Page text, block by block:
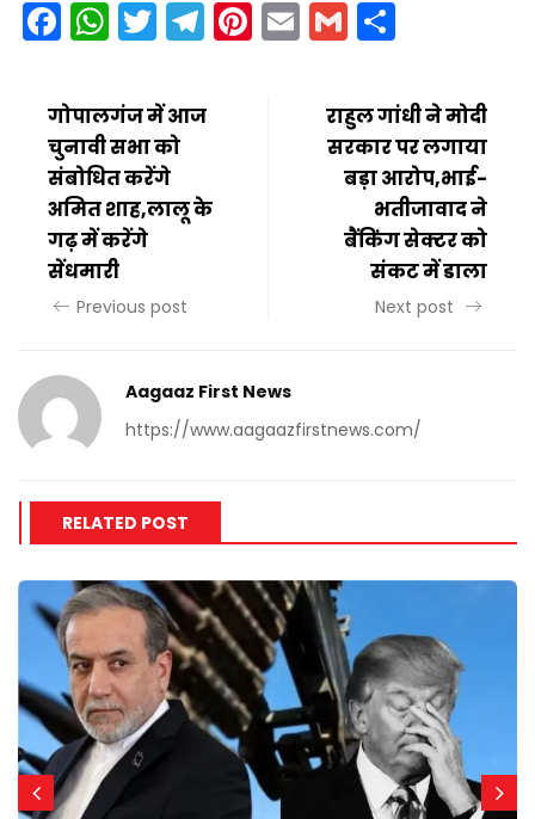
Facebook
WhatsApp
Twitter
Telegram
Pinterest
EmailGmail
गोपालगंज में आज
चुनावी सभा को
संबोधित करेंगे
अमित शाह,लालू के
गढ़ में करेंगे
सेंधमारी
Previous post
राहुल गांधी ने मोदी
सरकार पर लगाया
बड़ा आरोप,भाई-
भतीजावाद ने
बैंकिंग सेक्टर को
संकट में डाला
Next post
Aagaaz First News
https://www.aagaazfirstnews.com/
RELATED POST